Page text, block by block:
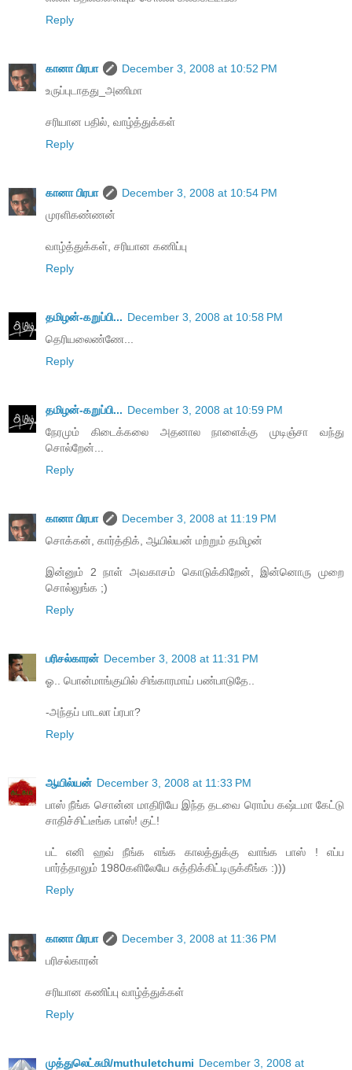
Reply
கானா பிரபா
December 3, 2008 at 10:52 PM
உருப்புடாதது_அணிமா
சரியான பதில், வாழ்த்துக்கள்
Reply
கானா பிரபா
December 3, 2008 at 10:54 PM
முரளிகண்ணன்
வாழ்த்துக்கள், சரியான கணிப்பு
Reply
தமிழன்-கறுப்பி... December 3, 2008 at 10:58 PM
தெரியலைண்ணே...
Reply
தமிழன்-கறுப்பி... December 3, 2008 at 10:59 PM
நேரமும் கிடைக்கலை அதனால நாளைக்கு முடிஞ்சா வந்து
சொல்றேன்...
Reply
கானா பிரபா
December 3, 2008 at 11:19 PM
சொக்கன், கார்த்திக், ஆயில்யன் மற்றும் தமிழன்
இன்னும் 2 நாள் அவகாசம் கொடுக்கிறேன், இன்னொரு முறை
சொல்லுங்க ;)
Reply
பரிசல்காரன் December 3, 2008 at 11:31 PM
ஓ.. பொன்மாங்குயில் சிங்காரமாய் பண்பாடுதே..
-அந்தப் பாடலா ப்ரபா?
Reply
ஆயில்யன் December 3, 2008 at 11:33 PM
பாஸ் நீங்க சொன்ன மாதிரியே இந்த தடவை ரொம்ப கஷ்டமா கேட்டு
சாதிச்சிட்டீங்க பாஸ்! குட்!
பட் எனி ஹவ் நீங்க எங்க காலத்துக்கு வாங்க பாஸ் ! எப்ப
பார்த்தாலும் 1980களிலேயே சுத்திக்கிட்டிருக்கீங்க :)))
Reply
கானா பிரபா
December 3, 2008 at 11:36 PM
பரிசல்காரன்
சரியான கணிப்பு வாழ்த்துக்கள்
Reply
முத்துலெட்சுமி/muthuletchumi December 3, 2008 at